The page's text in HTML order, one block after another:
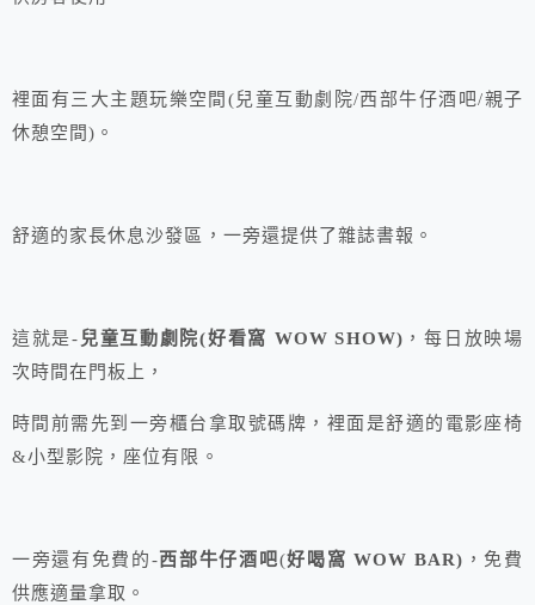
裡面有三大主題玩樂空間(兒童互動劇院/西部牛仔酒吧/親子
休憩空間)。
舒適的家長休息沙發區，一旁還提供了雜誌書報。
這就是- 兒童互動劇院(好看窩 WOW SHOW) ，每日放映場
次時間在門板上，
時間前需先到一旁櫃台拿取號碼牌，裡面是舒適的電影座椅
&小型影院，座位有限。
一旁還有免費的-西部牛仔酒吧(好喝窩 WOW BAR) ，免費
供應適量拿取。